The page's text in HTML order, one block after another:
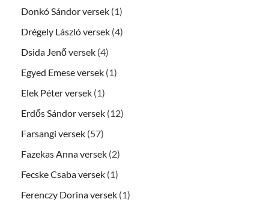
Donkó Sándor versek (1)
Drégely László versek (4)
Dsida Jenő versek (4)
Egyed Emese versek (1)
Elek Péter versek (1)
Erdős Sándor versek (12)
Farsangi versek (57)
Fazekas Anna versek (2)
Fecske Csaba versek (1)
Ferenczy Dorina versek (1)